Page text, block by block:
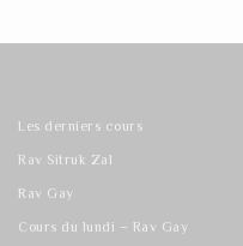
Les derniers cours
Rav Sitruk Zal
Rav Gay
Cours du lundi – Rav Gay